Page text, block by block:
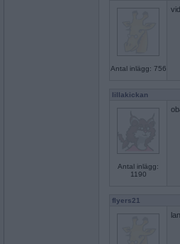
Antal inlägg: 756
lillakickan
Antal inlägg:
1190
flyers21